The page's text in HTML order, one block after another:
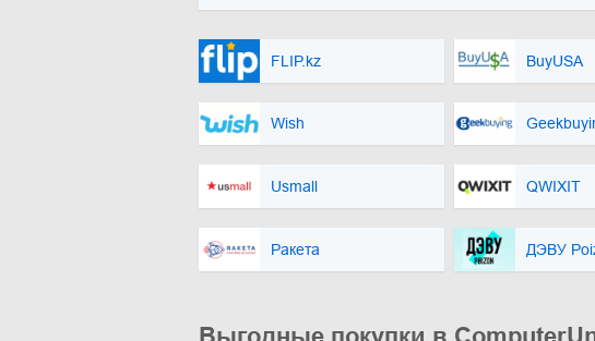
FLIP.kz BuyUSA
Wish
Usmall QWIXIT
Ракета ДЭВУ